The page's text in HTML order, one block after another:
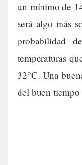
un mínimo de
será algo más
probabilidad
temperaturas
32°C. Una
del buen